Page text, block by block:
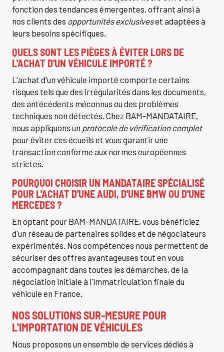
fonction des tendances émergentes, offrant ainsi à
nos clients des opportunités exclusiveset adaptées à
leurs besoins spécifiques.
QUELS SONT LES PIÈGES À ÉVITER LORS DE
L'ACHAT D'UN VÉHICULE IMPORTÉ ?
L'achat d'un véhicule importé comporte certains
risques tels que des irrégularités dans les documents,
des antécédents méconnus ou des problèmes
techniques non détectés. Chez BAM-MANDATAIRE,
nous appliquons un protocole de vérification complet
pour éviter ces écueils et vous garantir une
transaction conforme aux normes européennes
strictes.
POURQUOI CHOISIR UN MANDATAIRE SPÉCIALISÉ
POUR L'ACHAT D'UNE AUDI, D'UNE BMW OU D'UNE
MERCEDES ?
En optant pour BAM-MANDATAIRE, vous bénéficiez
d'un réseau de partenaires solides et de négociateurs
expérimentés. Nos compétences nous permettent de
sécuriser des offres avantageuses tout en vous
accompagnant dans toutes les démarches, de la
négociation initiale à l'immatriculation finale du
véhicule en France.
NOS SOLUTIONS SUR-MESURE POUR
L'IMPORTATION DE VÉHICULES
Nous proposons un ensemble de services dédiés à